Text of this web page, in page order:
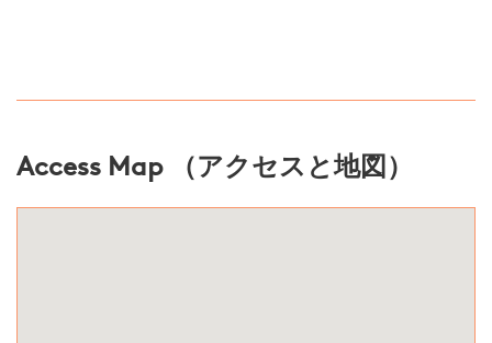
Access Map （アクセスと地図）